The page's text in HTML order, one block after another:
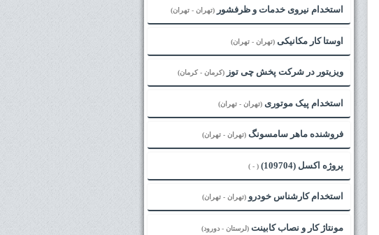
استخدام نیروی خدمات و ظرفشور (تهران - تهران)
اوستا کار مکانیکی (تهران - تهران)
ویزیتور در شرکت پخش چی توز (کرمان - کرمان)
استخدام پیک موتوری (تهران - تهران)
فروشنده ماهر سامسونگ (تهران - تهران)
پروژه اکسل (109704) ( - )
استخدام کارشناس خودرو (تهران - تهران)
مونتاژ کار و نصاب کابینت (لرستان - دورود)